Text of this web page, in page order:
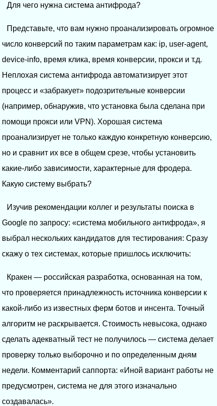
Для чего нужна система антифрода?
Представьте, что вам нужно проанализировать огромное
число конверсий по таким параметрам как: ip, user-agent,
device-info, время клика, время конверсии, прокси и т.д.
Неплохая система антифрода автоматизирует этот
процесс и «забракует» подозрительные конверсии
(например, обнаружив, что установка была сделана при
помощи прокси или VPN). Хорошая система
проанализирует не только каждую конкретную конверсию,
но и сравнит их все в общем срезе, чтобы установить
какие-либо зависимости, характерные для фродера.
Какую систему выбрать?
Изучив рекомендации коллег и результаты поиска в
Google по запросу: «система мобильного антифрода», я
выбрал нескольких кандидатов для тестирования: Сразу
скажу о тех системах, которые пришлось исключить:
Кракен — российская разработка, основанная на том,
что проверяется принадлежность источника конверсии к
какой-либо из известных ферм ботов и инсента. Точный
алгоритм не раскрывается. Стоимость невысока, однако
сделать адекватный тест не получилось — система делает
проверку только выборочно и по определенным дням
недели. Комментарий саппорта: «Иной вариант работы не
предусмотрен, система не для этого изначально
создавалась».